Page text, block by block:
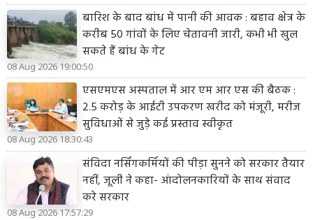
बारिश के बाद बांध में पानी की आवक : बहाव क्षेत्र के
करीब 50 गांवों के लिए चेतावनी जारी, कभी भी खुल
सकते हैं बांध के गेट
08 Aug 2026 19:00:50
एसएमएस अस्पताल में आर एम आर एस की बैठक :
2.5 करोड़ के आईटी उपकरण खरीद को मंजूरी, मरीज
सुविधाओं से जुड़े कई प्रस्ताव स्वीकृत
08 Aug 2026 18:30:43
संविदा नर्सिंगकर्मियों की पीड़ा सुनने को सरकार तैयार
नहीं, जूली ने कहा- आंदोलनकारियों के साथ संवाद
करे सरकार
08 Aug 2026 17:57:29